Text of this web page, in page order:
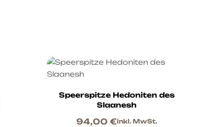
Speerspitze Hedoniten des
Slaanesh
94,00 €inkl. MwSt.